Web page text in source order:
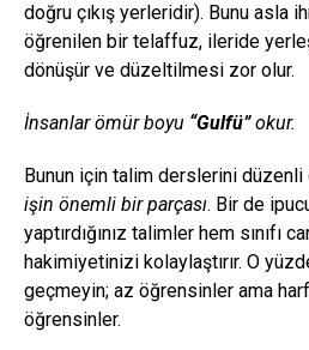
doğru çıkış yerleridir). Bunu asla
öğrenilen bir telaffuz, ileride
dönüşür ve düzeltilmesi zor olur.
İnsanlar ömür boyu “Gulfü”okur.
Bunun için talim derslerini düzenli
işin önemli bir parçası. Bir de
yaptırdığınız talimler hem sınıfı
hakimiyetinizi kolaylaştırır. O
geçmeyin; az öğrensinler ama
öğrensinler.